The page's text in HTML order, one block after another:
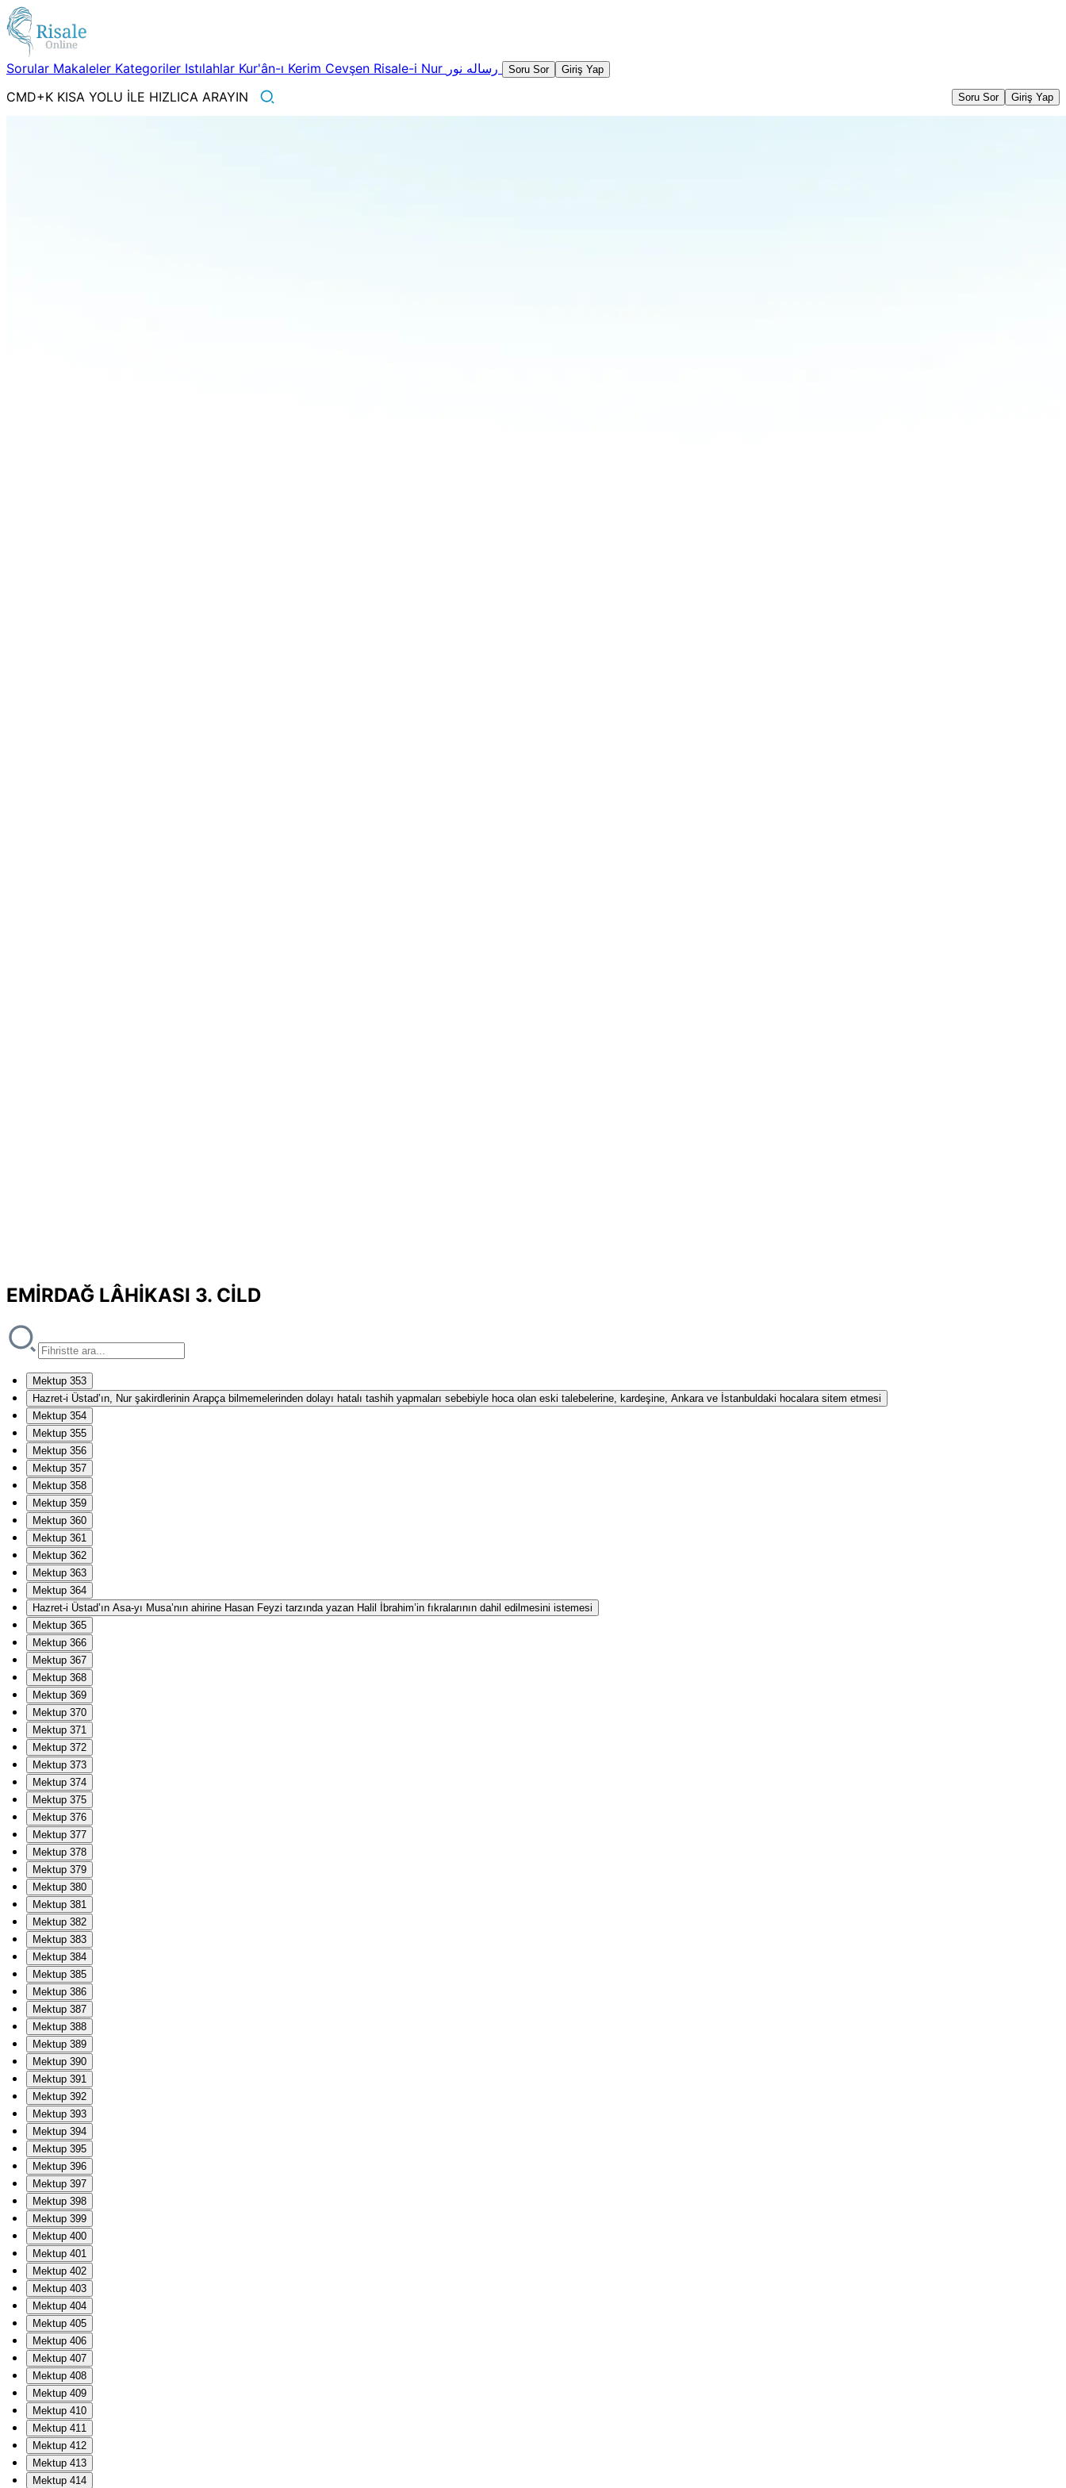
Sorular Makaleler Kategoriler Istılahlar Kur'ân-ı Kerim Cevşen Risale-i Nur Soru Sor Giriş Yap
CMD+K KISA YOLU İLE HIZLICA ARAYIN Soru Sor Giriş Yap
EMİRDAĞ LÂHİKASI 3. CİLD
Mektup 353
Hazret-i Üstad’ın, Nur şakirdlerinin Arapça bilmemelerinden dolayı hatalı tashih yapmaları sebebiyle hoca olan eski talebelerine, kardeşine, Ankara ve İstanbuldaki hocalara sitem etmesi
Mektup 354
Mektup 355
Mektup 356
Mektup 357
Mektup 358
Mektup 359
Mektup 360
Mektup 361
Mektup 362
Mektup 363
Mektup 364
Hazret-i Üstad’ın Asa-yı Musa’nın ahirine Hasan Feyzi tarzında yazan Halil İbrahim’in fıkralarının dahil edilmesini istemesi
Mektup 365
Mektup 366
Mektup 367
Mektup 368
Mektup 369
Mektup 370
Mektup 371
Mektup 372
Mektup 373
Mektup 374
Mektup 375
Mektup 376
Mektup 377
Mektup 378
Mektup 379
Mektup 380
Mektup 381
Mektup 382
Mektup 383
Mektup 384
Mektup 385
Mektup 386
Mektup 387
Mektup 388
Mektup 389
Mektup 390
Mektup 391
Mektup 392
Mektup 393
Mektup 394
Mektup 395
Mektup 396
Mektup 397
Mektup 398
Mektup 399
Mektup 400
Mektup 401
Mektup 402
Mektup 403
Mektup 404
Mektup 405
Mektup 406
Mektup 407
Mektup 408
Mektup 409
Mektup 410
Mektup 411
Mektup 412
Mektup 413
Mektup 414